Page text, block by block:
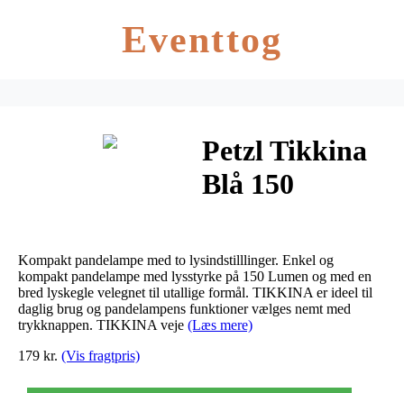
Eventtog
Petzl Tikkina
Blå 150
Kompakt pandelampe med to lysindstilllinger. Enkel og
kompakt pandelampe med lysstyrke på 150 Lumen og med en
bred lyskegle velegnet til utallige formål. TIKKINA er ideel til
daglig brug og pandelampens funktioner vælges nemt med
trykknappen. TIKKINA veje (Læs mere)
179 kr. (Vis fragtpris)